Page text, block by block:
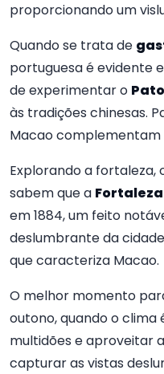
proporcionando um
Quando se trata de
portuguesa é evidente
de experimentar o
às tradições chinesas.
Macao
Explorando a fortaleza,
sabem que a
em 1884, um feito
deslumbrante da
que caracteriza Macao.
O melhor momento
outono, quando o
multidões e aproveitar
capturar as vistas